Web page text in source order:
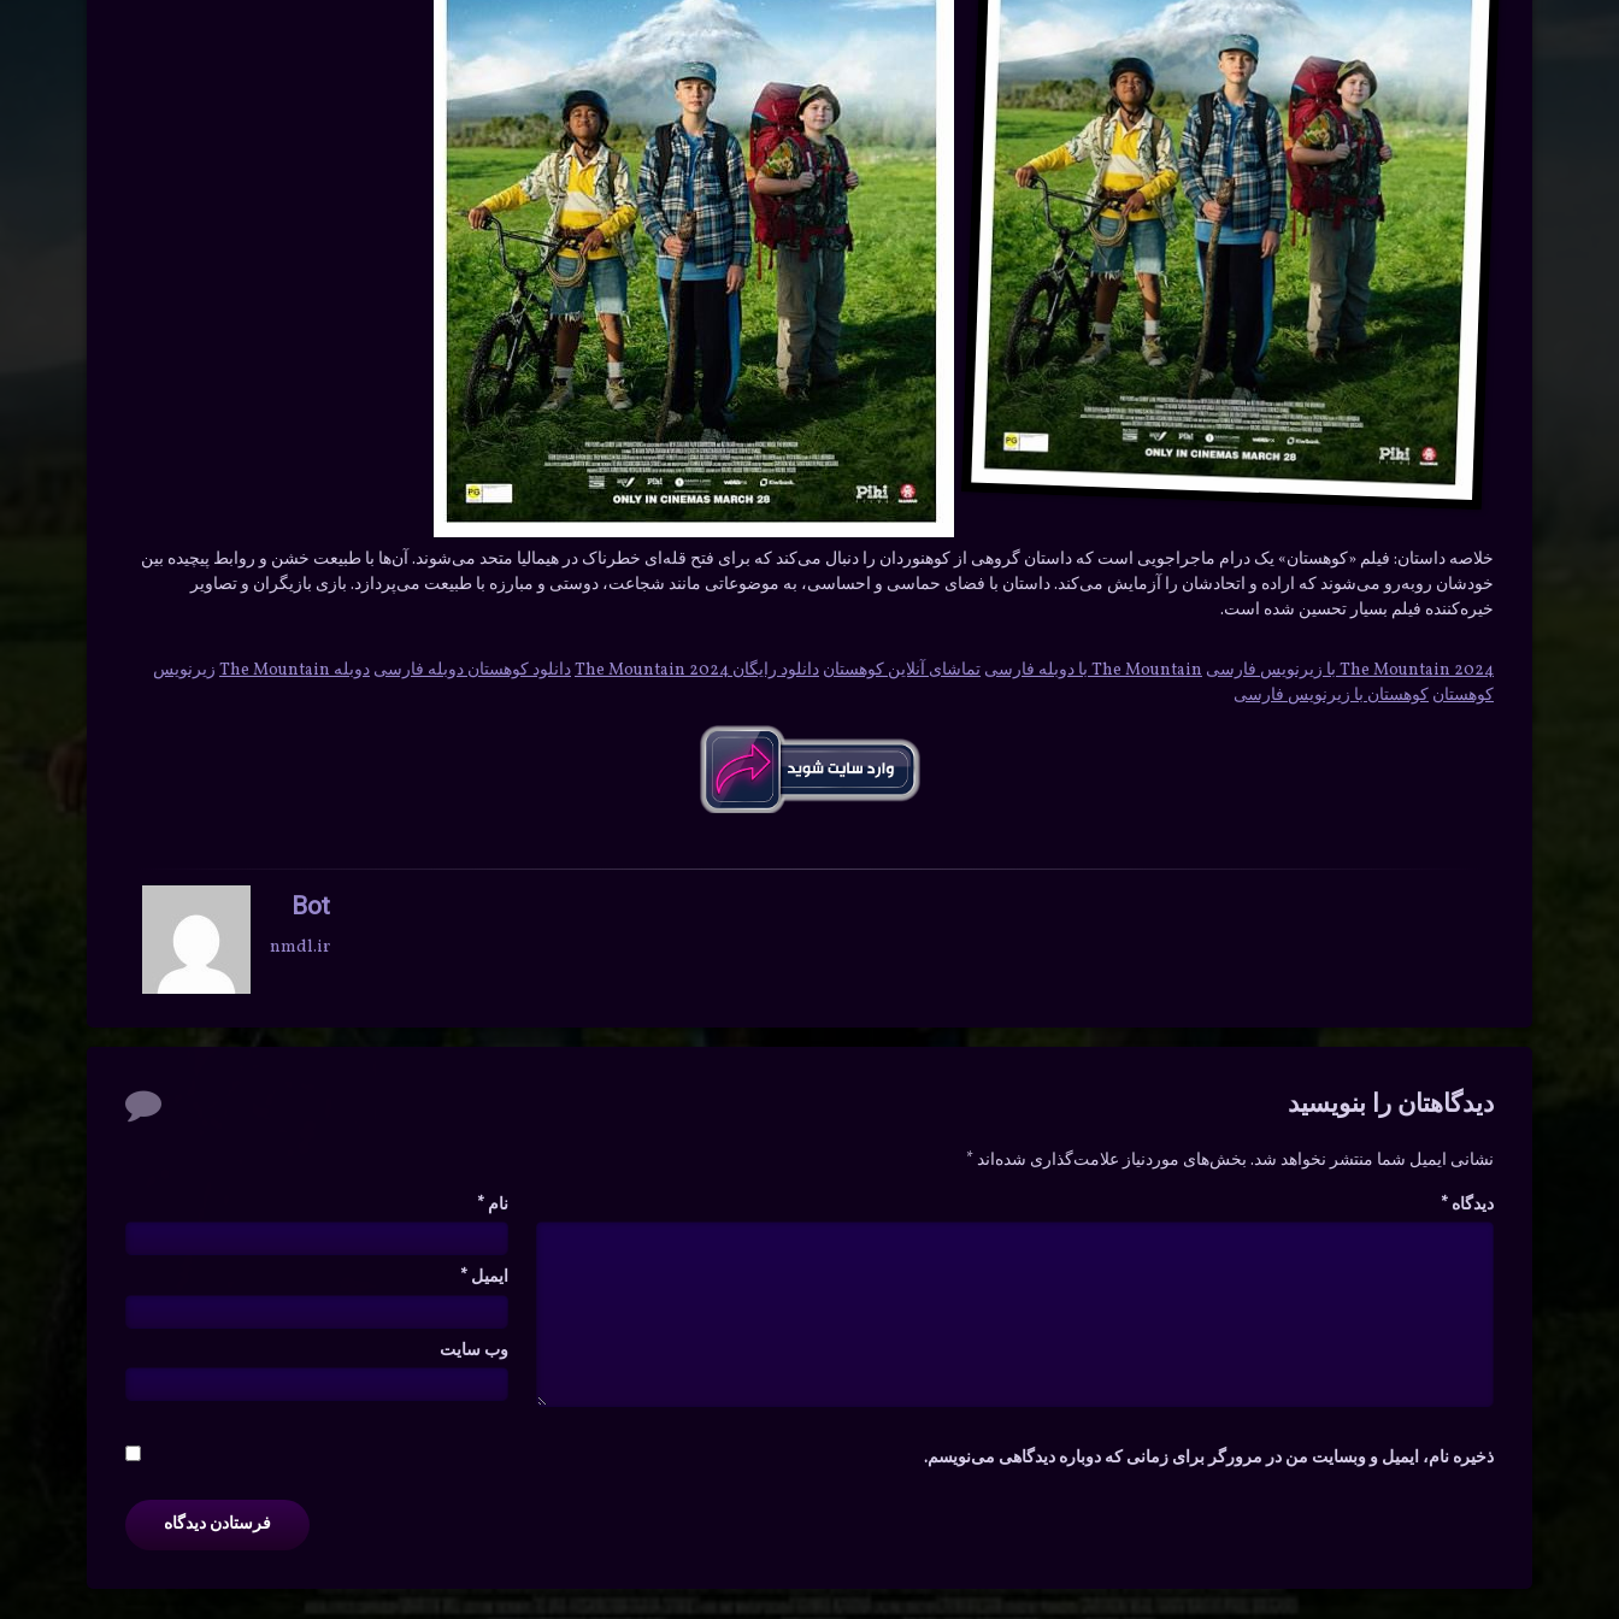
خلاصه داستان: فیلم «کوهستان» یک درام ماجراجویی است که داستان گروهی از کوهنوردان را دنبال می‌کند که برای فتح قله‌ای خطرناک در هیمالیا متحد می‌شوند. آن‌ها با طبیعت خشن و روابط پیچیده بین
خودشان روبه‌رو می‌شوند که اراده و اتحادشان را آزمایش می‌کند. داستان با فضای حماسی و احساسی، به موضوعاتی مانند شجاعت، دوستی و مبارزه با طبیعت می‌پردازد. بازی بازیگران و تصاویر
خیره‌کننده فیلم بسیار تحسین شده است.
The Mountain 2024 با زیرنویس فارسی The Mountain با دوبله فارسی تماشای آنلاین کوهستان دانلود رایگان The Mountain 2024 دانلود کوهستان دوبله فارسی دوبله The Mountain
زیرنویس
کوهستان کوهستان با زیرنویس فارسی
Bot
nmdl.ir
دیدگاه‌ها
دیدگاهتان را بنویسید
نشانی ایمیل شما منتشر نخواهد شد. بخش‌های موردنیاز علامت‌گذاری شده‌اند*
دیدگاه * نام *
ایمیل *
وب‌ سایت
ذخیره نام، ایمیل و وبسایت من در مرورگر برای زمانی که دوباره دیدگاهی می‌نویسم.